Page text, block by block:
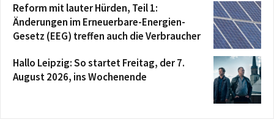
Reform mit lauter Hürden, Teil 1:
Änderungen im Erneuerbare-Energien-
Gesetz (EEG) treffen auch die Verbraucher
Hallo Leipzig: So startet Freitag, der 7.
August 2026, ins Wochenende